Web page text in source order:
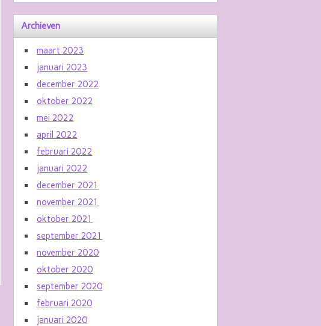
Archieven
maart 2023
januari 2023
december 2022
oktober 2022
mei 2022
april 2022
februari 2022
januari 2022
december 2021
november 2021
oktober 2021
september 2021
november 2020
oktober 2020
september 2020
februari 2020
januari 2020